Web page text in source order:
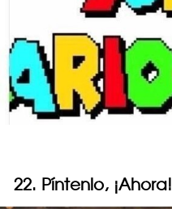
22. Píntenlo, ¡Ahora!